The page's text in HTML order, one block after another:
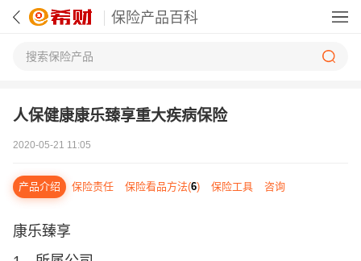
保险产品百科
人保健康康乐臻享重大疾病保险
2020-05-21 11:05
产品介绍 保险责任 保险看品方法(6) 保险工具 咨询
康乐臻享